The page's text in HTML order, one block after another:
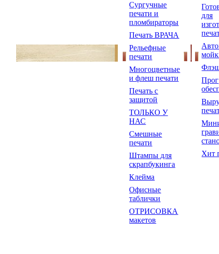
Сургучные
печати и
пломбираторы
Печать ВРАЧА
Рельефные
печати
Многоцветные
и флеш печати
Печать с
защитой
ТОЛЬКО У
НАС
Смешные
печати
Штампы для
скрапбукинга
Клейма
Офисные
таблички
ОТРИСОВКА
макетов
для
Хит